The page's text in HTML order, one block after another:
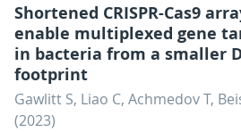
Shortened CRISPR-Cas9
enable multiplexed gene
in bacteria from a smaller
footprint
Gawlitt S, Liao C, Achmedov T,
(2023)